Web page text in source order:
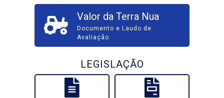
Valor da Terra Nua
Documento e Laudo de
Avaliação
LEGISLAÇÃO